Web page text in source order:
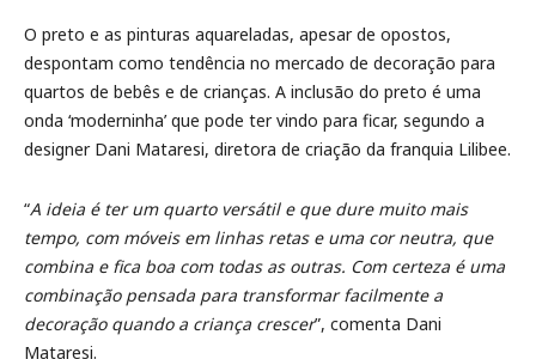
O preto e as pinturas aquareladas, apesar de opostos,
despontam como tendência no mercado de decoração para
quartos de bebês e de crianças. A inclusão do preto é uma
onda ‘moderninha’ que pode ter vindo para ficar, segundo a
designer Dani Mataresi, diretora de criação da franquia Lilibee.
“A ideia é ter um quarto versátil e que dure muito mais
tempo, com móveis em linhas retas e uma cor neutra, que
combina e fica boa com todas as outras. Com certeza é uma
combinação pensada para transformar facilmente a
decoração quando a criança crescer”, comenta Dani
Mataresi.